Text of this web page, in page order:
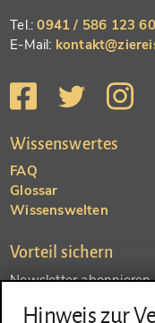
Tel.:0941 / 586 123 60
E-Mail:
Wissenswertes
FAQ
Glossar
Wissenswelten
Vorteil sichern
Newsletter
Hinweis zur